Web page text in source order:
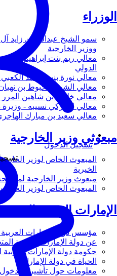
الوزراء
سمو الشيخ عبدالله بن زايد
ووزير الخارجية
معالي ريم بنت إبراهيم
الدولي
معالي نورة بنت محمد الكعبي
معالي الشيخ شخبوط بن
معالي خليفة بن شاهين المرر
معالي لانا زكي نسيبه - وزيرة
معالي سعيد بن مبارك
مبعوثي وزير الخارجية
المبعوث الخاص لوزير
الخيرية
مبعوث وزير الخارجية
المبعوث الخاص لوزير
الإمارات العربية المتحدة
مؤسس دولة الإمارات العربية
عن دولة الإمارات العربية
حكومة دولة الإمارات العربية
الحياة في دولة الإمارات
معلومات حول تأشيرة الدخول
تسجيل الدخول